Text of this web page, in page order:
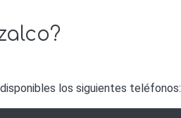
los siguientes teléfonos: